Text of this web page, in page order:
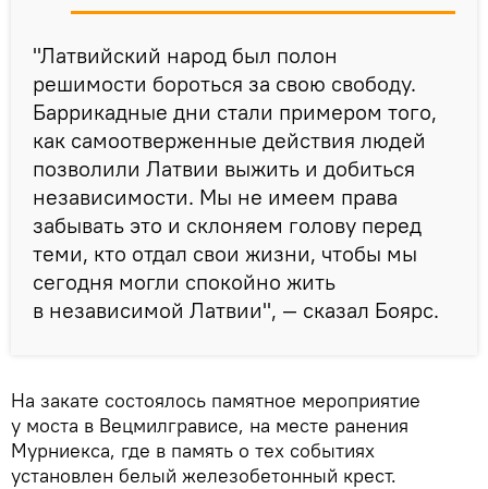
"Латвийский народ был полон
решимости бороться за свою свободу.
Баррикадные дни стали примером того,
как самоотверженные действия людей
позволили Латвии выжить и добиться
независимости. Мы не имеем права
забывать это и склоняем голову перед
теми, кто отдал свои жизни, чтобы мы
сегодня могли спокойно жить
в независимой Латвии", — сказал Боярс.
На закате состоялось памятное мероприятие
у моста в Вецмилгрависе, на месте ранения
Мурниекса, где в память о тех событиях
установлен белый железобетонный крест.